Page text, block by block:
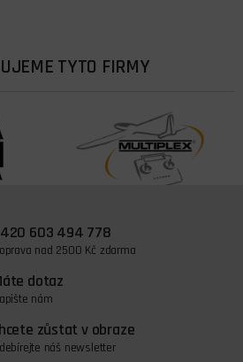
TYTO FIRMY
603 494 778
nad 2500 Kč zdarma
dotaz
nám
zůstat v obraze
náš newsletter